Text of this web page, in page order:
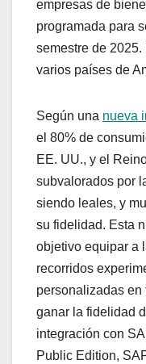
empresas de
programada para
semestre de
varios países de
Según una nueva
el 80% de
EE. UU., y el
subvalorados por
siendo leales, y
su fidelidad. Esta
objetivo equipar a
recorridos
personalizadas en
ganar la fidelidad
integración con
Public Edition,